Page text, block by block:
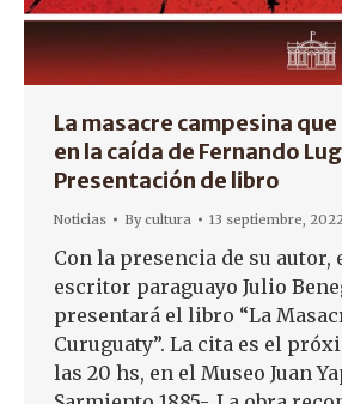
La masacre campesina
en la caída de Fernando
Presentación de libro
Noticias Bycultura 13 septiembre,
Con la presencia de su
escritor paraguayo Julio
presentará el libro “La
Curuguaty”. La cita es el
las 20 hs, en el Museo Juan